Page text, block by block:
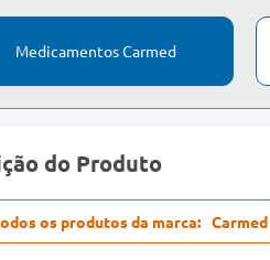
Medicamentos Carmed
do Produto
os produtos da marca: Carmed